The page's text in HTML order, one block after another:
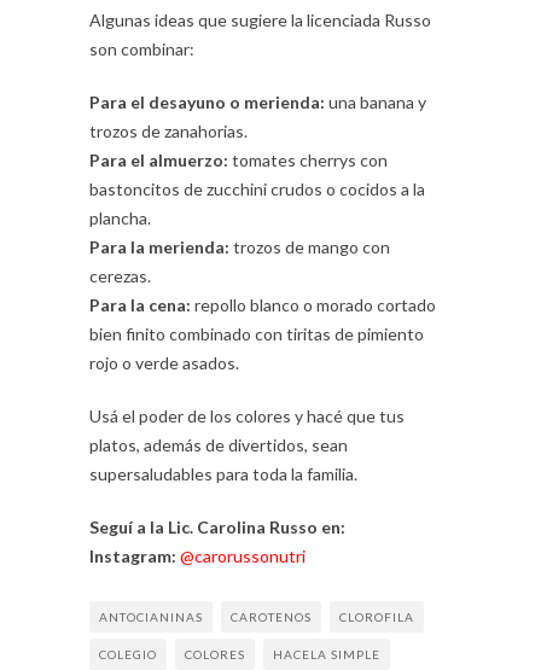
Algunas ideas que sugiere la licenciada Russo
son combinar:
Para el desayuno o merienda: una banana y
trozos de zanahorias.
Para el almuerzo: tomates cherrys con
bastoncitos de zucchini crudos o cocidos a la
plancha.
Para la merienda: trozos de mango con
cerezas.
Para la cena: repollo blanco o morado cortado
bien finito combinado con tiritas de pimiento
rojo o verde asados.
Usá el poder de los colores y hacé que tus
platos, además de divertidos, sean
supersaludables para toda la familia.
Seguí a la Lic. Carolina Russo en:
Instagram: @carorussonutri
ANTOCIANINAS CAROTENOS CLOROFILA
COLEGIO COLORES HACELA SIMPLE